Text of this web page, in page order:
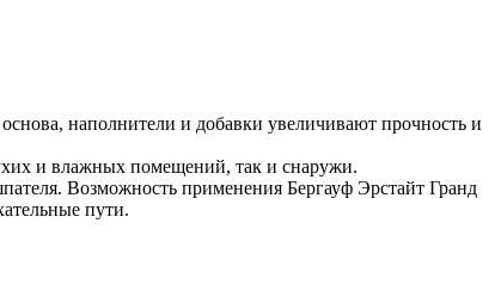
наполнители и добавки увеличивают прочность и
и влажных помещений, так и снаружи.
Возможность применения Бергауф Эрстайт Гранд
пути.